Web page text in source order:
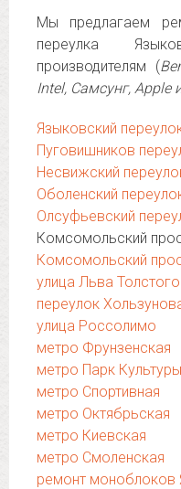
Мы предлагаем
переулка
производителям (
Intel, Самсунг, Apple
Языковский
Пуговишников
Несвижский
Оболенский
Олсуфьевский
Комсомольский
Комсомольский
улица Льва Толстого
переулок
улица Россолимо
метро Фрунзенская
метро Парк Культуры
метро Спортивная
метро Октябрьская
метро Киевская
метро Смоленская
ремонт моноблоков